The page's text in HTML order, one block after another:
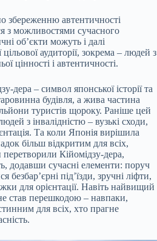
збереженню автентичності
з можливостями сучасного
об’єкти можуть і далі
аудиторії, зокрема – людей з
цінності і автентичності.
дера – символ японської історії та
будівля, а жива частина
туристів щороку. Раніше цей
з інвалідністю – вузькі сходи,
Та коли Японія вирішила
більш відкритим для всіх,
Кійомідзу-дера,
додавши сучасні елементи: поруч
безбар’єрні під’їзди, зручні ліфти,
для орієнтації. Навіть найвищий
став перешкодою – навпаки,
для всіх, хто прагне